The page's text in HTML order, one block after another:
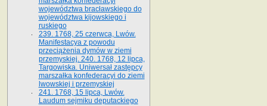
województwa bracławskiego do
wo­jewództwa kijowskiego i
ruskiego
239. 1768, 25 czerwca, Lwów.
Manifestacya z powodu
przeciążenia dymów w ziemi
przemyskiej. 240. 1768, 12 lipca,
Targowiska. Uniwersał zastępcy
marszałka konfederacyi do ziemi
lwowskiej i przemyskiej
241. 1768, 15 lipca, Lwów.
Laudum sejmiku deputackiego